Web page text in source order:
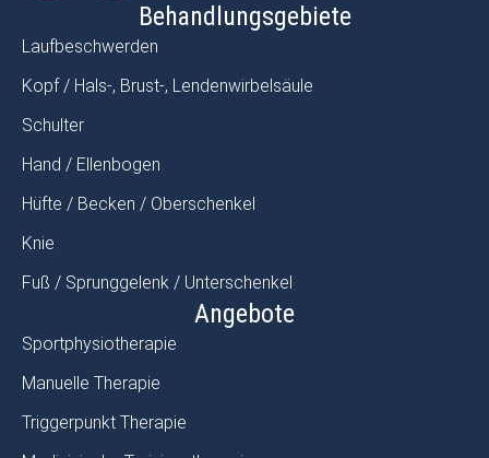
Behandlungsgebiete
Laufbeschwerden
Kopf / Hals-, Brust-, Lendenwirbelsäule
Schulter
Hand / Ellenbogen
Hüfte / Becken / Oberschenkel
Knie
Fuß / Sprunggelenk / Unterschenkel
Angebote
Sportphysiotherapie
Manuelle Therapie
Triggerpunkt Therapie